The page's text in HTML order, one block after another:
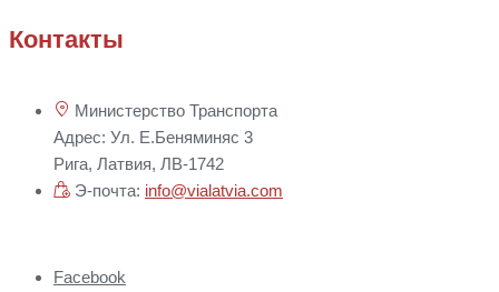
Контакты
Министерство Транспорта
Адрес: Ул. Е.Беняминяс 3
Рига, Латвия, ЛВ-1742
Э-почта: info@vialatvia.com
Facebook